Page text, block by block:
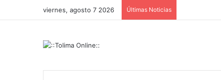
viernes, agosto 7 2026 Últimas Noticias